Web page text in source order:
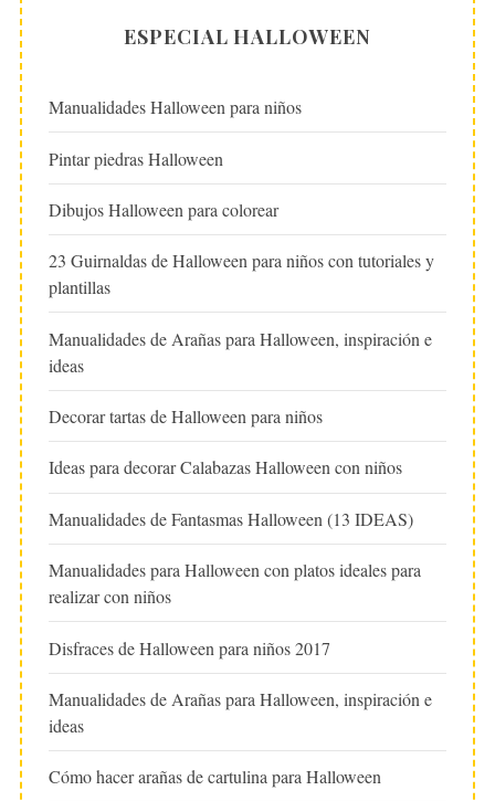
ESPECIAL HALLOWEEN
Manualidades Halloween para niños
Pintar piedras Halloween
Dibujos Halloween para colorear
23 Guirnaldas de Halloween para niños con tutoriales y
plantillas
Manualidades de Arañas para Halloween, inspiración e
ideas
Decorar tartas de Halloween para niños
Ideas para decorar Calabazas Halloween con niños
Manualidades de Fantasmas Halloween (13 IDEAS)
Manualidades para Halloween con platos ideales para
realizar con niños
Disfraces de Halloween para niños 2017
Manualidades de Arañas para Halloween, inspiración e
ideas
Cómo hacer arañas de cartulina para Halloween